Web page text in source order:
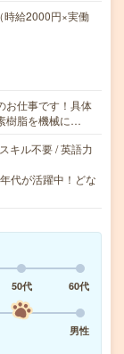
給2000円×実働
お仕事です！具体
樹脂を機械に…
キル不要 / 英語力
代が活躍中！どな
50代
60代
男性